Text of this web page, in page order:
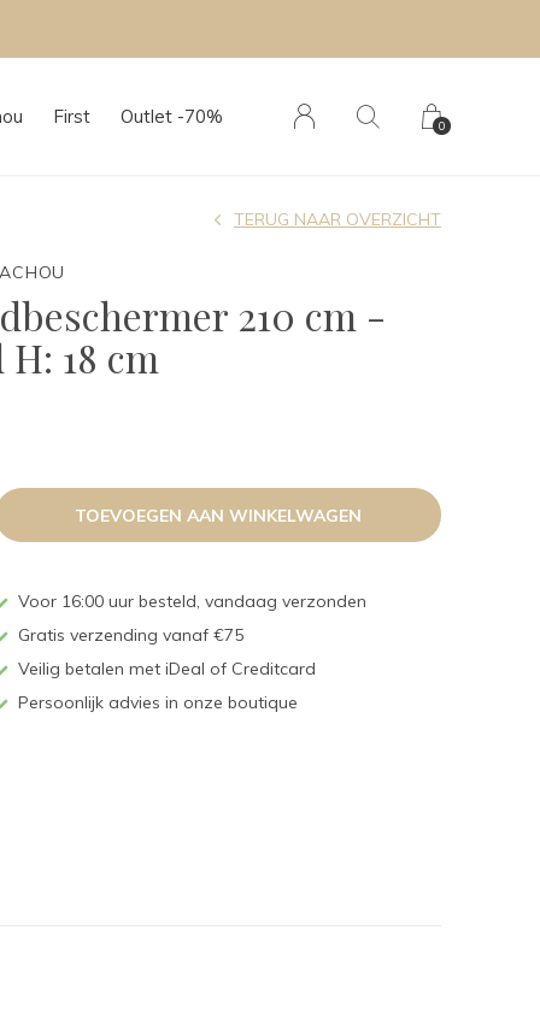
First Outlet -70% 0
210 cm -
18 cm
TERUG NAAR OVERZICHT
TOEVOEGEN AAN WINKELWAGEN
Voor 16:00 uur besteld, vandaag verzonden
Gratis verzending vanaf €75
Veilig betalen met iDeal of Creditcard
Persoonlijk advies in onze boutique